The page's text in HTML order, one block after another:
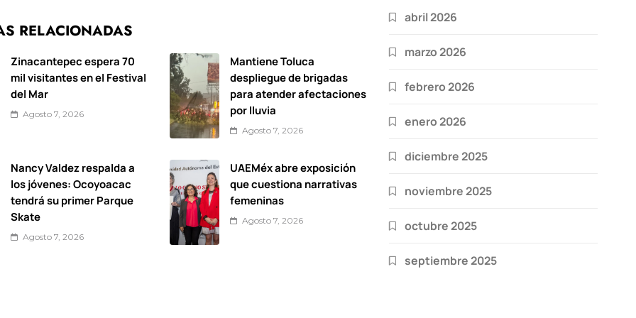
RELACIONADAS
Zinacantepec espera 70
mil visitantes en el Festival
del Mar
Agosto 7, 2026
Mantiene Toluca
despliegue de brigadas
para atender afectaciones
por lluvia
Agosto 7, 2026
Nancy Valdez respalda a
los jóvenes: Ocoyoacac
tendrá su primer Parque
Skate
Agosto 7, 2026
UAEMéx abre exposición
que cuestiona narrativas
femeninas
Agosto 7, 2026
abril 2026
marzo 2026
febrero 2026
enero 2026
diciembre 2025
noviembre 2025
octubre 2025
septiembre 2025